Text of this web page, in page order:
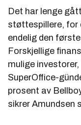
Det har lenge
støttespillere, for
endelig den
Forskjellige
mulige
SuperOffice-
prosent av
sikrer Amundsen